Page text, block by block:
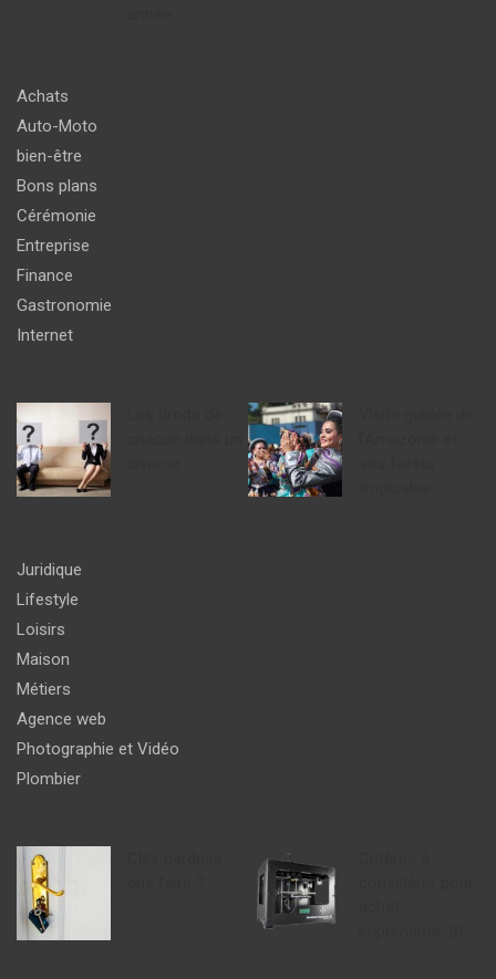
Achats
Auto-Moto
bien-être
Bons plans
Cérémonie
Entreprise
Finance
Gastronomie
Internet
Juridique
Lifestyle
Loisirs
Maison
Métiers
Agence web
Photographie et Vidéo
Plombier